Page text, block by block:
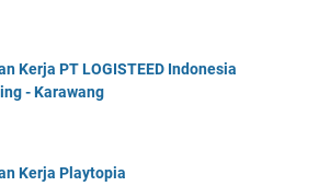
Kerja PT LOGISTEED Indonesia
- Karawang
Kerja Playtopia